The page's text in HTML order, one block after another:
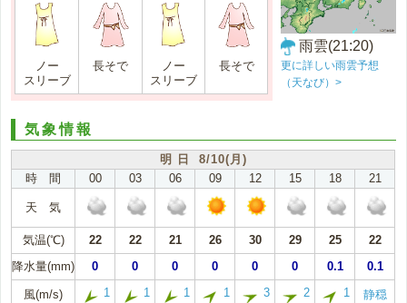
ノー
スリーブ
長そで
ノー
スリーブ
長そで
雨雲(21:20)
更に詳しい雨雲予想
（天なび）>
気象情報
明 日 8/10(月)
時 間
00 03 06 09 12 15 18 21
天 気
気温(℃) 22 22 21 26 30 29 25
22
降水量(mm)
0 0 0 0 0 0 0.1 0.1
風(m/s) 1 1 1 1 3 2 1 静穏